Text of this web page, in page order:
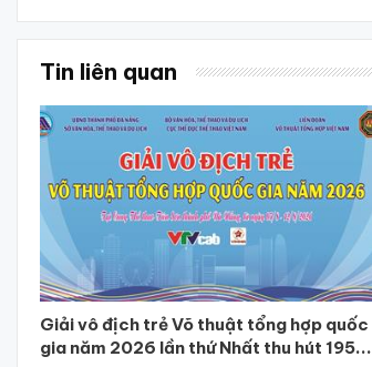
Tin liên quan
Giải vô địch trẻ Võ thuật tổng hợp quốc
gia năm 2026 lần thứ Nhất thu hút 195...